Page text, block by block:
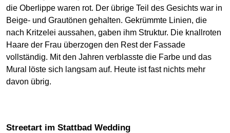
die Oberlippe waren rot. Der übrige Teil des Gesichts war in
Beige- und Grautönen gehalten. Gekrümmte Linien, die
nach Kritzelei aussahen, gaben ihm Struktur. Die knallroten
Haare der Frau überzogen den Rest der Fassade
vollständig. Mit den Jahren verblasste die Farbe und das
Mural löste sich langsam auf. Heute ist fast nichts mehr
davon übrig.
Streetart im Stattbad Wedding